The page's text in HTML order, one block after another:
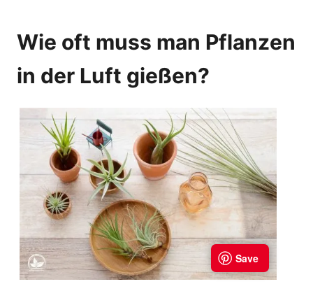
Wie oft muss man Pflanzen
in der Luft gießen?